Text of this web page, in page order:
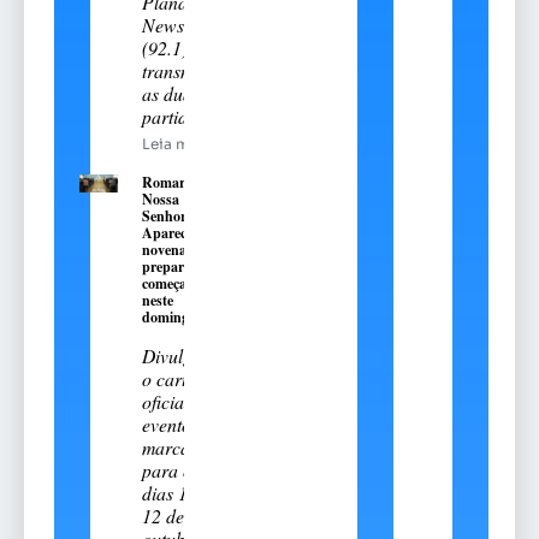
News
(92.1)
transmitiu
as duas
partidas
Leia mais
Romaria de
Nossa
Senhora
Aparecida:
novena
preparatória
começa
neste
domingo, 9
Divulgado
o cartal
oficial do
evento
marcado
para os
dias 11 e
12 de